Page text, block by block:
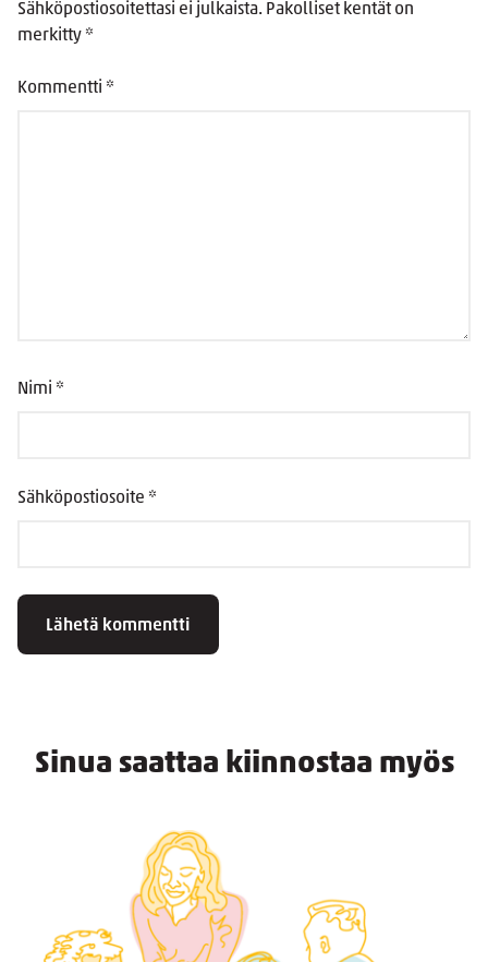
Sähköpostiosoitettasi ei julkaista. Pakolliset kentät on
merkitty *
Kommentti *
Nimi *
Sähköpostiosoite *
Sinua saattaa kiinnostaa myös